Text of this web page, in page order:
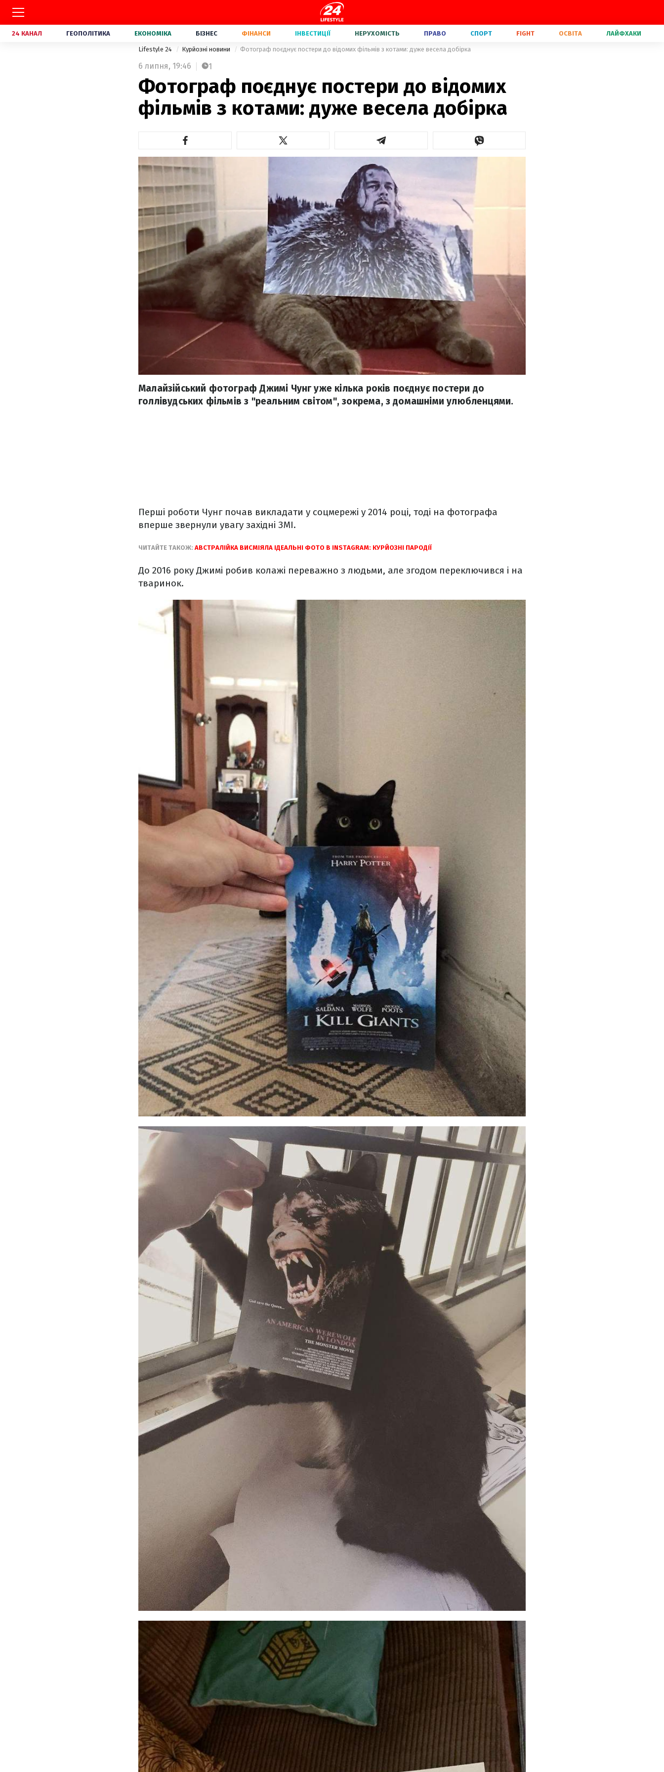
24 КАНАЛ ГЕОПОЛІТИКА ЕКОНОМІКА БІЗНЕС ФІНАНСИ ІНВЕСТИЦІЇ НЕРУХОМІСТЬ ПРАВО СПОРТ FIGHT ОСВІТА ЛАЙФХАКИ
Lifestyle 24 Курйозні новини Фотограф поєднує постери до відомих фільмів з котами: дуже весела добірка
6 липня, 19:46 1
Фотограф поєднує постери до відомих
фільмів з котами: дуже весела добірка
Малайзійський фотограф Джимі Чунг уже кілька років поєднує постери до
голлівудських фільмів з "реальним світом", зокрема, з домашніми улюбленцями.
Перші роботи Чунг почав викладати у соцмережі у 2014 році, тоді на фотографа
вперше звернули увагу західні ЗМІ.
ЧИТАЙТЕ ТАКОЖ: АВСТРАЛІЙКА ВИСМІЯЛА ІДЕАЛЬНІ ФОТО В INSTAGRAM: КУРЙОЗНІ ПАРОДІЇ
До 2016 року Джимі робив колажі переважно з людьми, але згодом переключився і на
тваринок.